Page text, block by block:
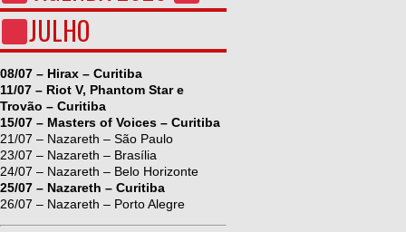
JULHO
08/07 – Hirax – Curitiba
11/07 – Riot V, Phantom Star e
Trovão – Curitiba
15/07 – Masters of Voices – Curitiba
21/07 – Nazareth – São Paulo
23/07 – Nazareth – Brasília
24/07 – Nazareth – Belo Horizonte
25/07 – Nazareth – Curitiba
26/07 – Nazareth – Porto Alegre